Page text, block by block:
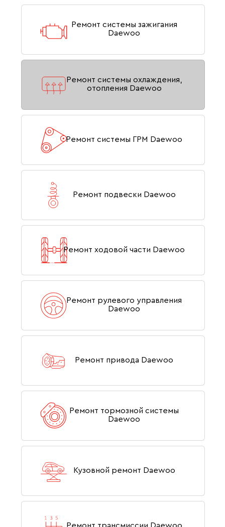
Ремонт системы зажигания
Daewoo
Ремонт системы охлаждения,
отопления Daewoo
Ремонт системы ГРМ Daewoo
Ремонт подвески Daewoo
Ремонт ходовой части Daewoo
Ремонт рулевого управления
Daewoo
Ремонт привода Daewoo
Ремонт тормозной системы
Daewoo
Кузовной ремонт Daewoo